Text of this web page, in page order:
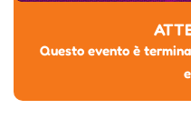
Questo evento è